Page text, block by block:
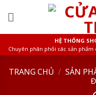
HỆ THỐNG
Chuyên phân phối các sản
TRANG CHỦ / SẢN